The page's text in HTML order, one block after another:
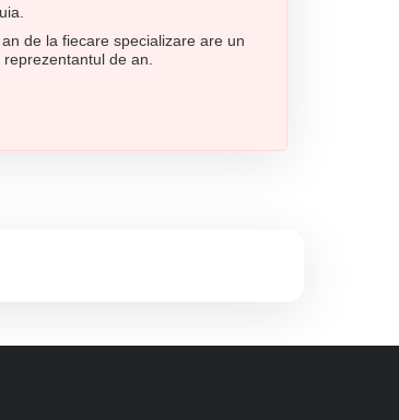
de la fiecare specializare are un
de an.